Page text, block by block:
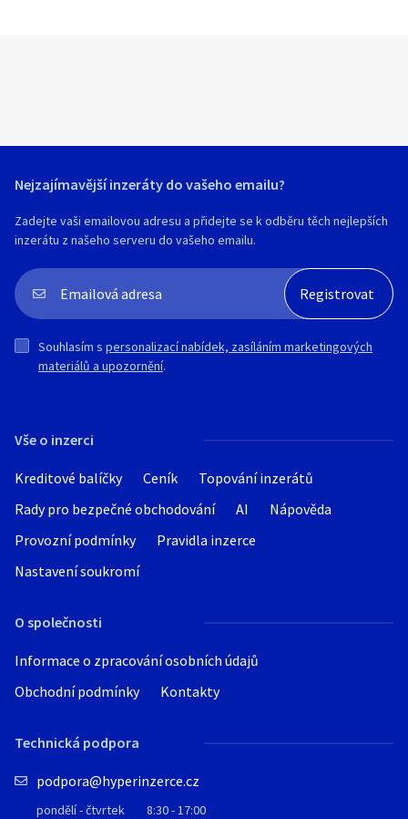
Vše o inzerci
Kreditové balíčky Ceník
Topování inzerátů
Rady pro bezpečné obchodování
AI
Nápověda
Provozní podmínky
Pravidla inzerce
Nastavení soukromí
O společnosti
Informace o zpracování osobních údajů
Obchodní podmínky
Kontakty
Technická podpora
podpora@hyperinzerce.cz
pondělí - čtvrtek 8:30 - 17:00
Nejzajímavější inzeráty do vašeho emailu?
Zadejte vaši emailovou adresu a přidejte se k odběru těch nejlepších
inzerátu z našeho serveru do vašeho emailu.
Souhlasím s personalizací nabídek, zasíláním marketingových
materiálů a upozornění.